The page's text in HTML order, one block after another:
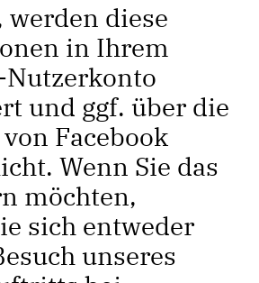
werden diese
in Ihrem
Nutzerkonto
und ggf. über die
Facebook
Wenn Sie das
möchten,
sich entweder
unseres